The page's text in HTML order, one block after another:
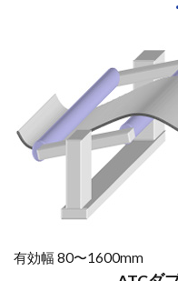
有効幅 80〜1600mm